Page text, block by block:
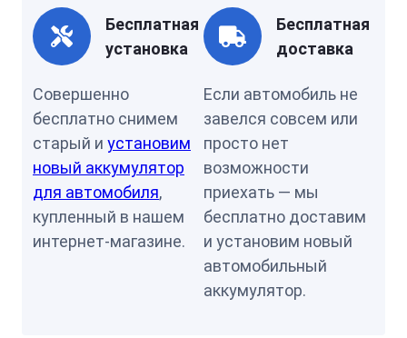
Бесплатная
установка
Совершенно
бесплатно снимем
старый и установим
новый аккумулятор
для автомобиля,
купленный в нашем
интернет-магазине.
Бесплатная
доставка
Если автомобиль не
завелся совсем или
просто нет
возможности
приехать — мы
бесплатно доставим
и установим новый
автомобильный
аккумулятор.